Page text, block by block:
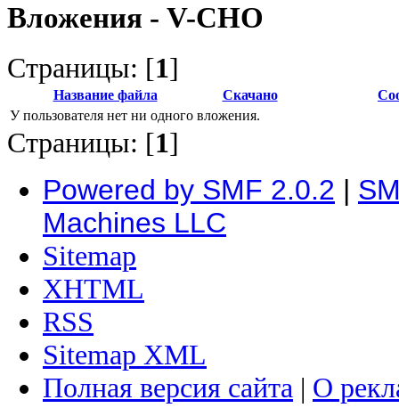
Вложения - V-CHO
Страницы: [1]
Название файла Скачано
У пользователя нет ни одного вложения.
Страницы: [1]
Powered by SMF 2.0.2 |
Machines LLC
Sitemap
XHTML
RSS
Sitemap XML
Полная версия сайта | О